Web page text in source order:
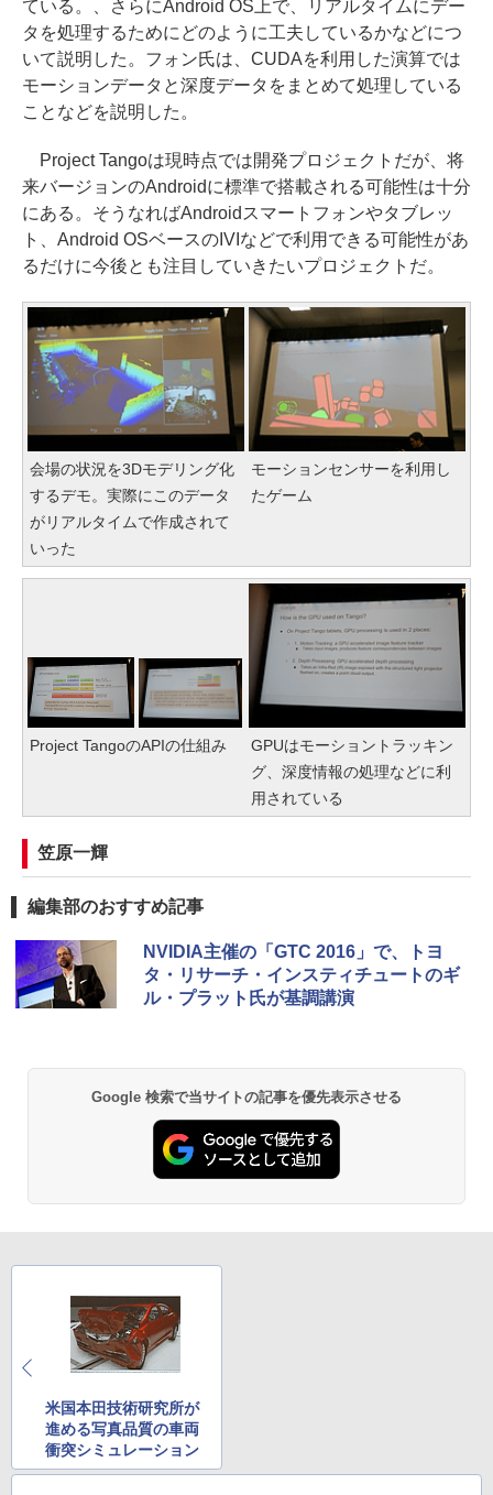
ている。、さらにAndroid OS上で、リアルタイムにデー
タを処理するためにどのように工夫しているかなどにつ
いて説明した。フォン氏は、CUDAを利用した演算では
モーションデータと深度データをまとめて処理している
ことなどを説明した。
Project Tangoは現時点では開発プロジェクトだが、将
来バージョンのAndroidに標準で搭載される可能性は十分
にある。そうなればAndroidスマートフォンやタブレッ
ト、Android OSベースのIVIなどで利用できる可能性があ
るだけに今後とも注目していきたいプロジェクトだ。
会場の状況を3Dモデリング化
するデモ。実際にこのデータ
がリアルタイムで作成されて
いった
モーションセンサーを利用し
たゲーム
Project TangoのAPIの仕組み
GPUはモーショントラッキン
グ、深度情報の処理などに利
用されている
笠原一輝
編集部のおすすめ記事
NVIDIA主催の「GTC 2016」で、トヨ
タ・リサーチ・インスティチュートのギ
ル・プラット氏が基調講演
Google 検索で当サイトの記事を優先表示させる
米国本田技術研究所が
進める写真品質の車両
衝突シミュレーション